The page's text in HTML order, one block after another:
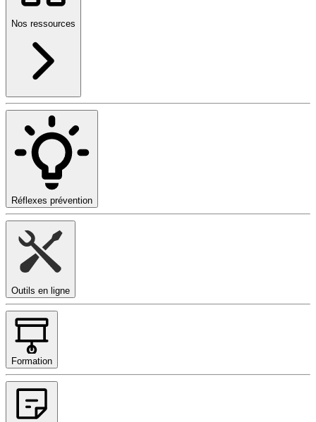
Nos ressources
Réflexes prévention
Outils en ligne
Formation